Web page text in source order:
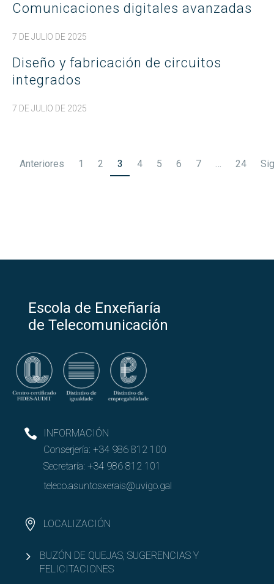
Comunicaciones digitales avanzadas
7 DE JULIO DE 2025
Diseño y fabricación de circuitos
integrados
7 DE JULIO DE 2025
de
Anteriores 1 2 3 4 5 6 7 … 24
Escola de Enxeñaría
de Telecomunicación
INFORMACIÓN
Conserjería: +34 986 812 100
Secretaría: +34 986 812 101
teleco.asuntosxerais@uvigo.gal
LOCALIZACIÓN
BUZÓN DE QUEJAS, SUGERENCIAS Y
FELICITACIONES